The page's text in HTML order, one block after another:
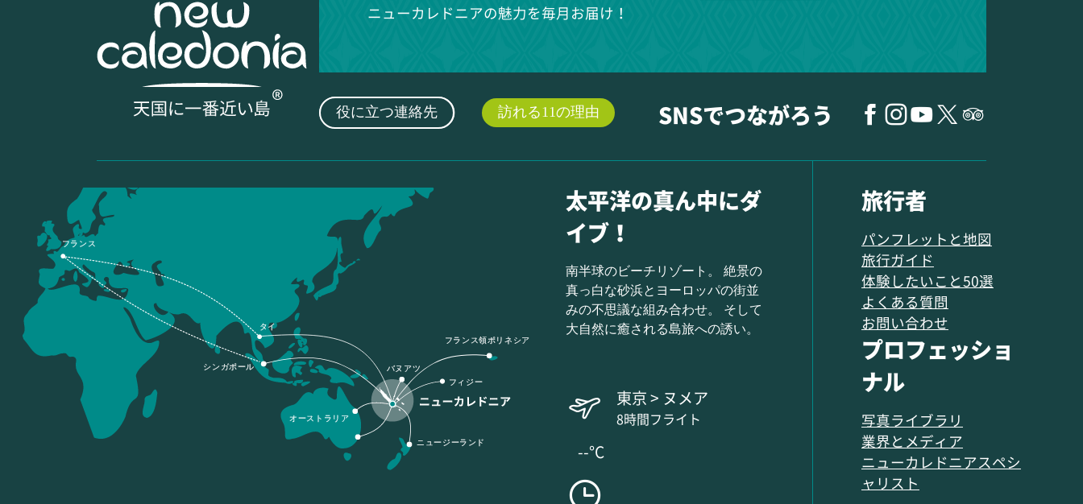
ニューカレドニアの魅力を毎月お届け！
役に立つ連絡先 訪れる11の理由 SNSでつながろう
フランス
フランス領ポリネシア
フィジー
ニュージーランド
オーストラリア
シンガポール
タイ
バヌアツ
太平洋の真ん中にダ
イブ！
南半球のビーチリゾート。 絶景の
真っ白な砂浜とヨーロッパの街並
みの不思議な組み合わせ。 そして
大自然に癒される島旅への誘い。
東京 > ヌメア
8時間フライト
--°C
旅行者
パンフレットと地図
旅行ガイド
体験したいこと50選
よくある質問
お問い合わせ
プロフェッショ
ナル
写真ライブラリ
業界とメディア
ニューカレドニアスペシ
ャリスト